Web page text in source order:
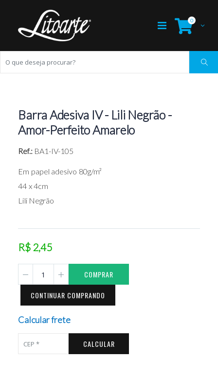
0
Barra Adesiva IV - Lili Negrão -
Amor-Perfeito Amarelo
Ref.: BA1-IV-105
Em papel adesivo 80g/m²
44 x 4cm
Lili Negrão
R$ 2,45
COMPRAR
CONTINUAR COMPRANDO
Calcular frete
CALCULAR